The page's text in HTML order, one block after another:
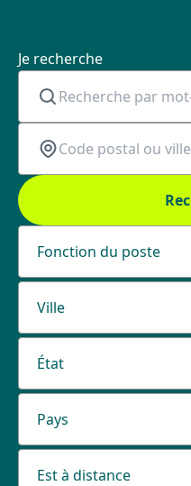
Je recherche
Fonction du poste
Ville
État
Pays
Est à distance